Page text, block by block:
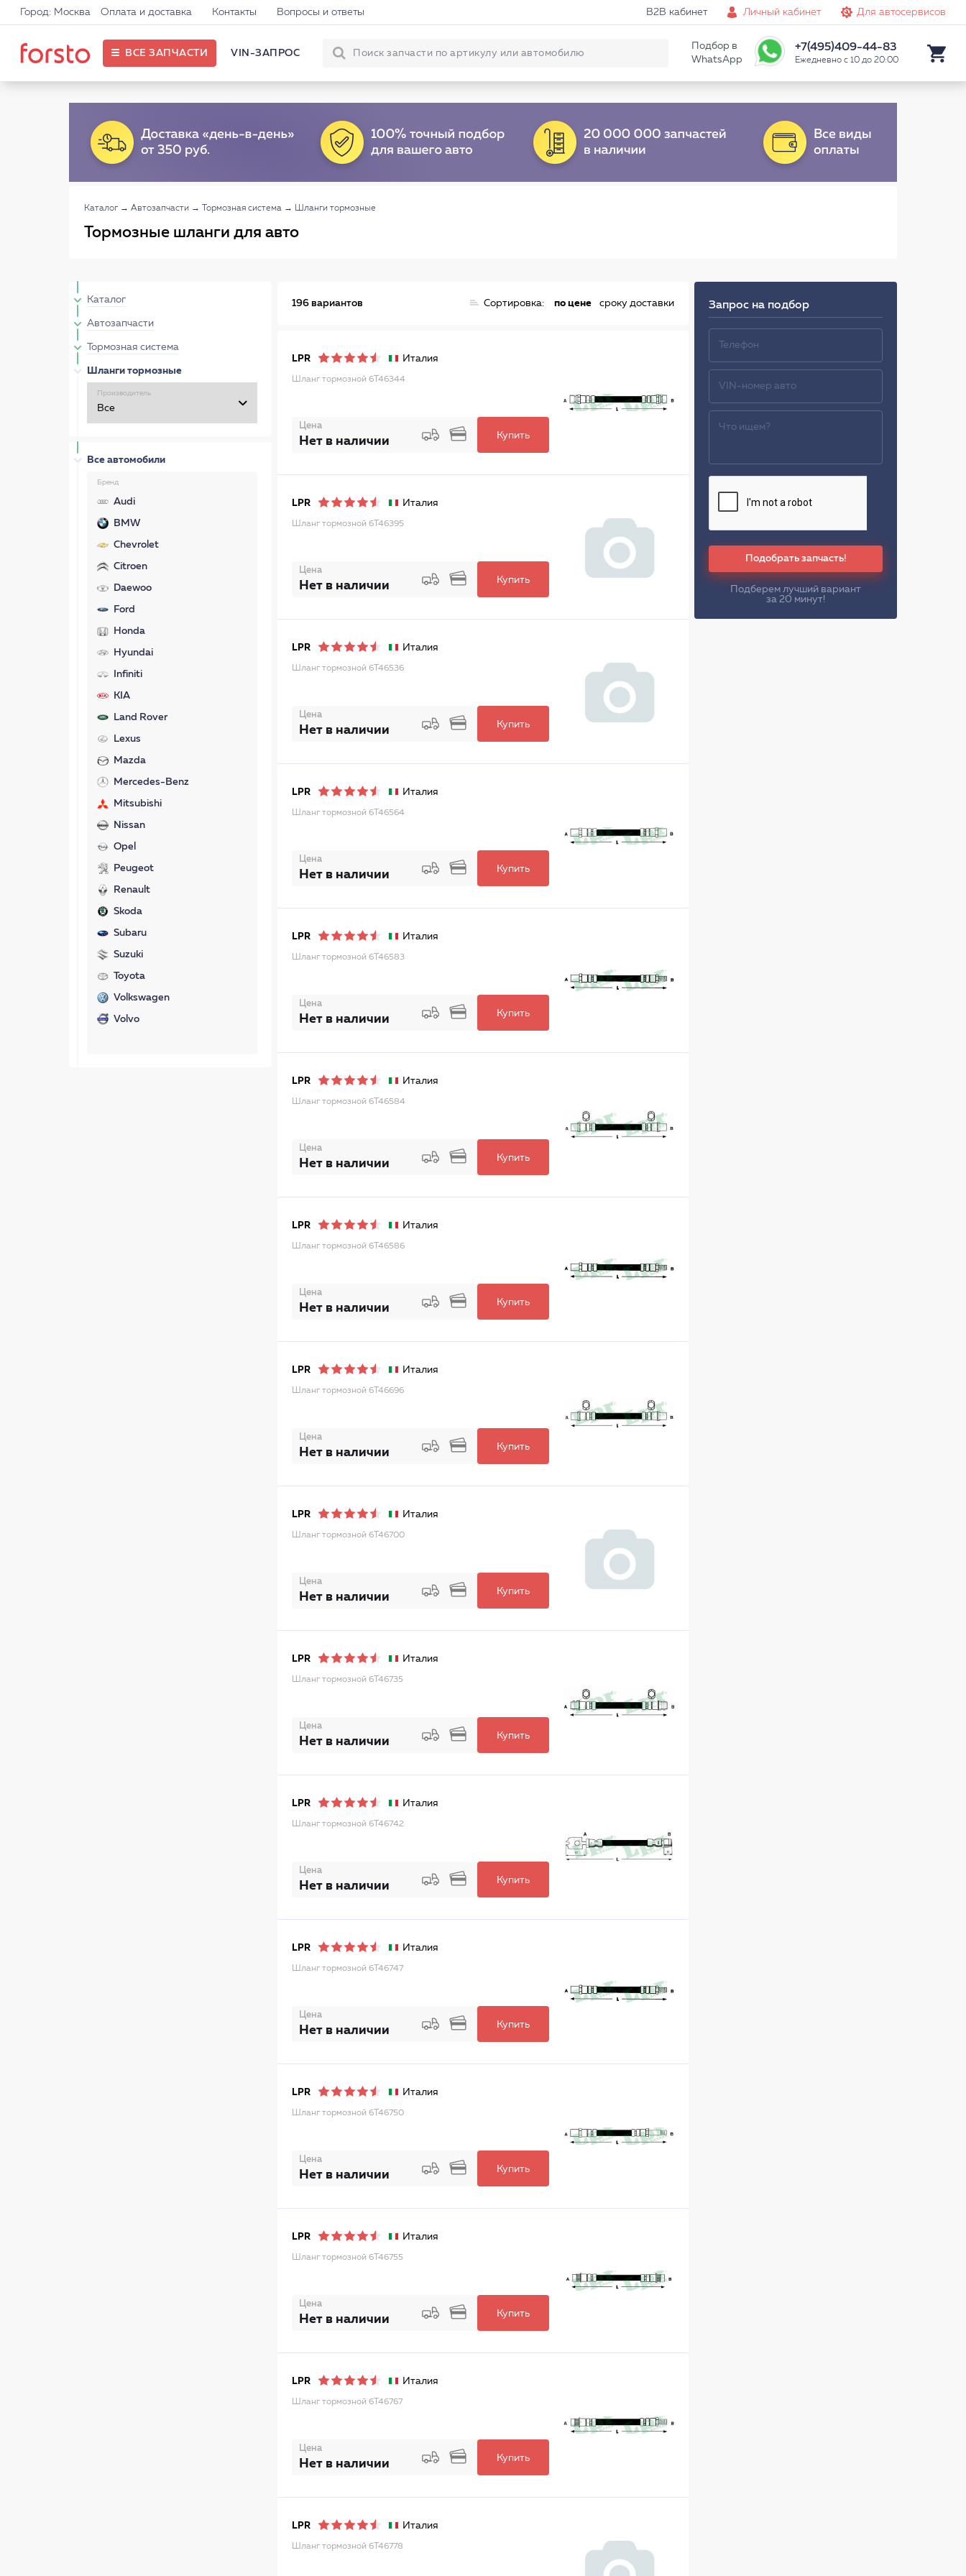
Город: Москва Оплата и доставка Контакты Вопросы и ответы B2B кабинет Личный кабинет Для автосервисов
ВСЕ ЗАПЧАСТИ VIN-ЗАПРОС
Подбор в
WhatsApp
+7(495)409-44-83
Ежедневно с 10 до 20:00
Каталог → Автозапчасти → Тормозная система → Шланги тормозные
Тормозные шланги для авто
Каталог
Автозапчасти
Тормозная система
Шланги тормозные
Производитель
Все автомобили
Бренд
Audi
BMW
Chevrolet
Citroen
Daewoo
Ford
Honda
Hyundai
Infiniti
KIA
Land Rover
Lexus
Mazda
Mercedes-Benz
Mitsubishi
Nissan
Opel
Peugeot
Renault
Skoda
Subaru
Suzuki
Toyota
Volkswagen
Volvo
196 вариантов Сортировка: по цене сроку доставки
LPR Италия
Шланг тормозной 6T46344
Цена
Нет в наличии Купить
LPR Италия
Шланг тормозной 6T46395
Цена
Нет в наличии Купить
LPR Италия
Шланг тормозной 6T46536
Цена
Нет в наличии Купить
LPR Италия
Шланг тормозной 6T46564
Цена
Нет в наличии Купить
LPR Италия
Шланг тормозной 6T46583
Цена
Нет в наличии Купить
LPR Италия
Шланг тормозной 6T46584
Цена
Нет в наличии Купить
LPR Италия
Шланг тормозной 6T46586
Цена
Нет в наличии Купить
LPR Италия
Шланг тормозной 6T46696
Цена
Нет в наличии Купить
LPR Италия
Шланг тормозной 6T46700
Цена
Нет в наличии Купить
LPR Италия
Шланг тормозной 6T46735
Цена
Нет в наличии Купить
LPR Италия
Шланг тормозной 6T46742
Цена
Нет в наличии Купить
LPR Италия
Шланг тормозной 6T46747
Цена
Нет в наличии Купить
LPR Италия
Шланг тормозной 6T46750
Цена
Нет в наличии Купить
LPR Италия
Шланг тормозной 6T46755
Цена
Нет в наличии Купить
LPR Италия
Шланг тормозной 6T46767
Цена
Нет в наличии Купить
LPR Италия
Шланг тормозной 6T46778
Запрос на подбор
Подобрать запчасть!
Подберем лучший вариант
за 20 минут!